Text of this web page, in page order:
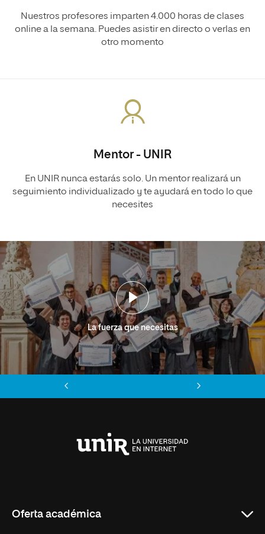
Nuestros profesores imparten 4.000 horas de clases
online a la semana. Puedes asistir en directo o verlas en
otro momento
Mentor - UNIR
En UNIR nunca estarás solo. Un mentor realizará un
seguimiento individualizado y te ayudará en todo lo que
necesites
La fuerza que necesitas
Oferta académica